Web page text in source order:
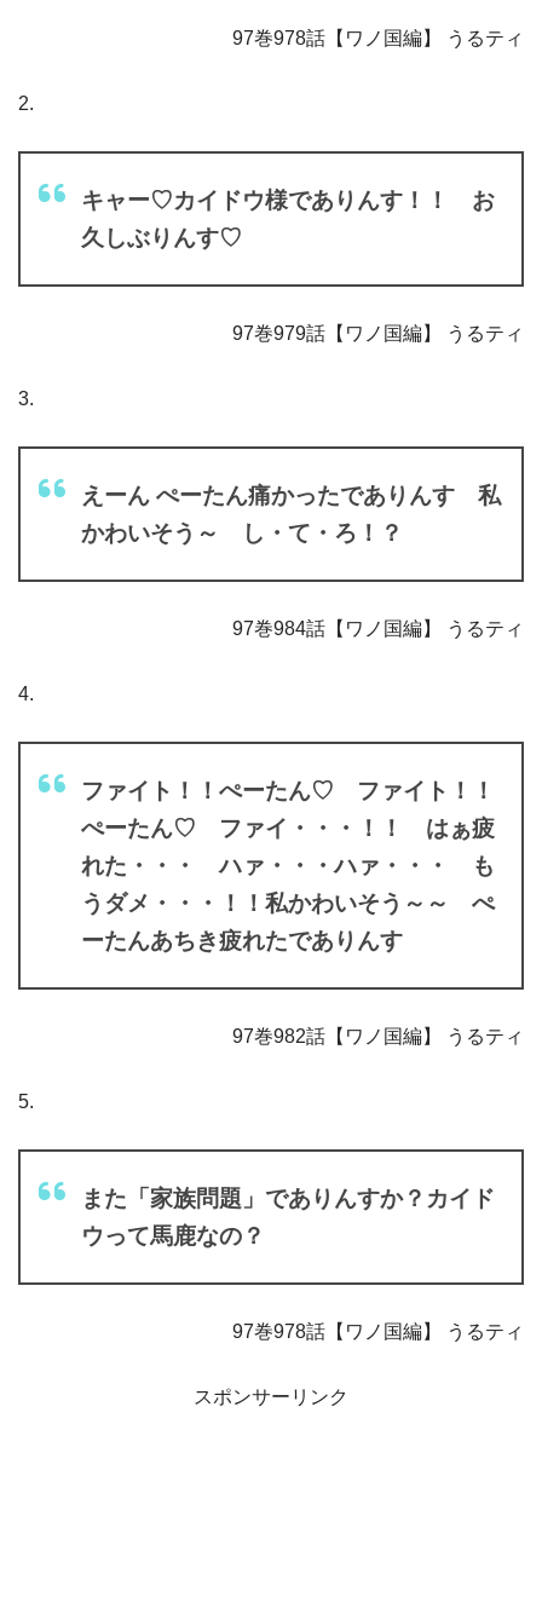
97巻978話【ワノ国編】 うるティ
2.
キャー♡カイドウ様でありんす！！ お
久しぶりんす♡
97巻979話【ワノ国編】 うるティ
3.
えーん ぺーたん痛かったでありんす 私
かわいそう～ し・て・ろ！？
97巻984話【ワノ国編】 うるティ
4.
ファイト！！ぺーたん♡ ファイト！！
ぺーたん♡ ファイ・・・！！ はぁ疲
れた・・・ ハァ・・・ハァ・・・ も
うダメ・・・！！私かわいそう～～ ぺ
ーたんあちき疲れたでありんす
97巻982話【ワノ国編】 うるティ
5.
また「家族問題」でありんすか？カイド
ウって馬鹿なの？
97巻978話【ワノ国編】 うるティ
スポンサーリンク